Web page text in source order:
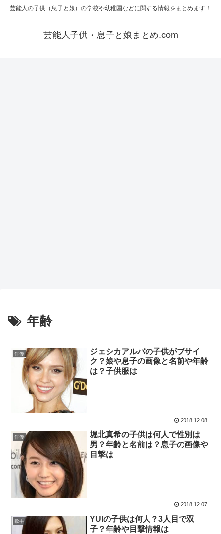
芸能人の子供（息子と娘）の学校や幼稚園などに関する情報をまとめます！
芸能人子供・息子と娘まとめ.com
年齢
俳優
ジェシカアルバの子供がブサイ
ク？娘や息子の画像と名前や年齢
は？子供服は
2018.12.08
俳優
堀北真希の子供は何人で性別は
男？年齢と名前は？息子の画像や
目撃は
2018.12.07
歌手
YUIの子供は何人？3人目で双
子？年齢や目撃情報は